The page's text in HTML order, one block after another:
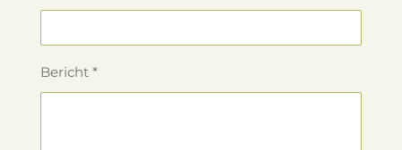
Bericht *